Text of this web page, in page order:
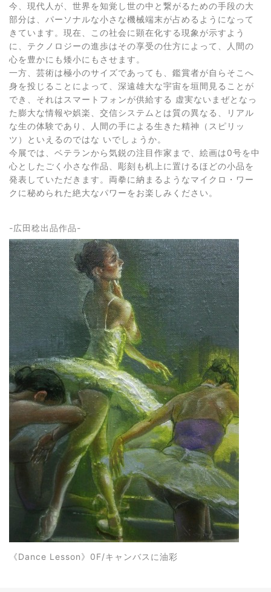
今、現代人が、世界を知覚し世の中と繋がるための手段の大
部分は、パーソナルな小さな機械端末が占めるようになって
きています。現在、この社会に顕在化する現象が示すよう
に、テクノロジーの進歩はその享受の仕方によって、人間の
心を豊かにも矮小にもさせます。
一方、芸術は極小のサイズであっても、鑑賞者が自らそこへ
身を投じることによって、深遠雄大な宇宙を垣間見ることが
でき、それはスマートフォンが供給する 虚実ないまぜとなっ
た膨大な情報や娯楽、交信システムとは質の異なる、リアル
な生の体験であり、人間の手による生きた精神（スピリッ
ツ）といえるのではな いでしょうか。
今展では、ベテランから気鋭の注目作家まで、絵画は0号を中
心としたごく小さな作品、彫刻も机上に置けるほどの小品を
発表していただきます。両拳に納まるようなマイクロ・ワー
クに秘められた絶大なパワーをお楽しみください。
-広田稔出品作品-
《Dance Lesson》0F/キャンバスに油彩